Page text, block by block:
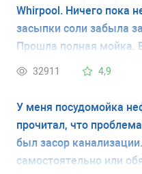
Whirpool. Ничего пока
засыпки соли забыла
Прошла полная мойка.
Вопрос:какие меры
случиться.
подумала, что лучше
спасибо!
32911 4,9
У меня посудомойка
прочитал, что
был засор
самостоятельно или